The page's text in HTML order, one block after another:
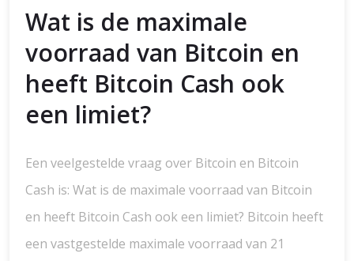
Wat is de maximale
voorraad van Bitcoin en
heeft Bitcoin Cash ook
een limiet?
Een veelgestelde vraag over Bitcoin en Bitcoin
Cash is: Wat is de maximale voorraad van Bitcoin
en heeft Bitcoin Cash ook een limiet? Bitcoin heeft
een vastgestelde maximale voorraad van 21